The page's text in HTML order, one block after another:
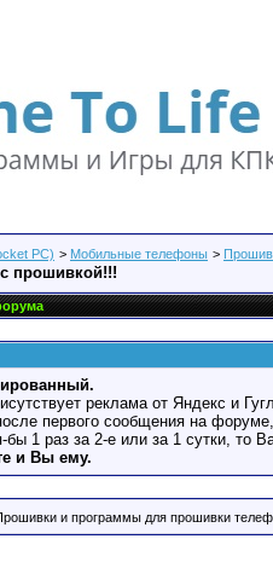
PC) > Мобильные телефоны >
прошивкой!!!
реклама от Яндекс и
первого сообщения на
1 раз за 2-е или за 1 сутки, то
и Вы ему.
и программы для прошивки